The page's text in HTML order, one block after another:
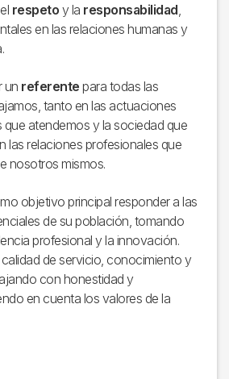
respeto y la responsabilidad
en las relaciones humanas y
un referente para todas las
tanto en las actuaciones
atendemos y la sociedad que
las relaciones profesionales que
nosotros mismos.
objetivo principal responder a las
de su población, tomando
profesional y la innovación.
de servicio, conocimiento y
con honestidad y
en cuenta los valores de la